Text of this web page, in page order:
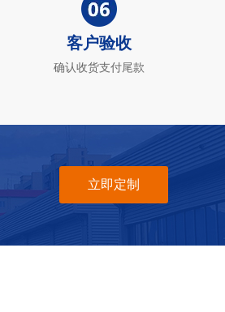
客户验收
确认收货支付尾款
立即定制